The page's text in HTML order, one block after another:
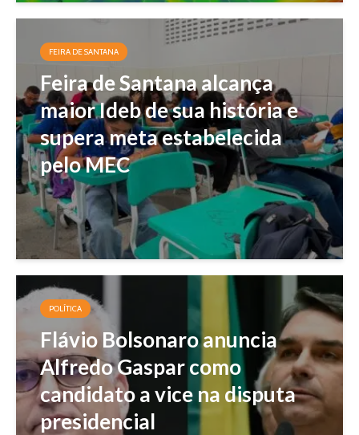
FEIRA DE SANTANA
Feira de Santana alcança
maior Ideb de sua história e
supera meta estabelecida
pelo MEC
POLÍTICA
Flávio Bolsonaro anuncia
Alfredo Gaspar como
candidato a vice na disputa
presidencial